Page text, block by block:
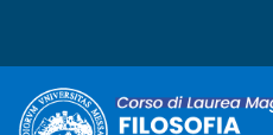
Corso di laurea